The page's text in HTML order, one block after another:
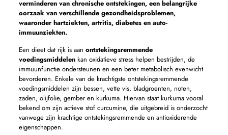
verminderen van chronische ontstekingen, een belangrijke
oorzaak van verschillende gezondheidsproblemen,
waaronder hartziekten, artritis, diabetes en auto-
immuunziekten.
Een dieet dat rijk is aan ontstekingsremmende
voedingsmiddelenkan oxidatieve stress helpen bestrijden, de
immuunfunctie ondersteunen en een beter metabolisch evenwicht
bevorderen. Enkele van de krachtigste ontstekingsremmende
voedingsmiddelen zijn bessen, vette vis, bladgroenten, noten,
zaden, olijfolie, gember en kurkuma. Hiervan staat kurkuma vooral
bekend om zijn actieve stof curcumine, die uitgebreid is onderzocht
vanwege zijn krachtige ontstekingsremmende en antioxiderende
eigenschappen.